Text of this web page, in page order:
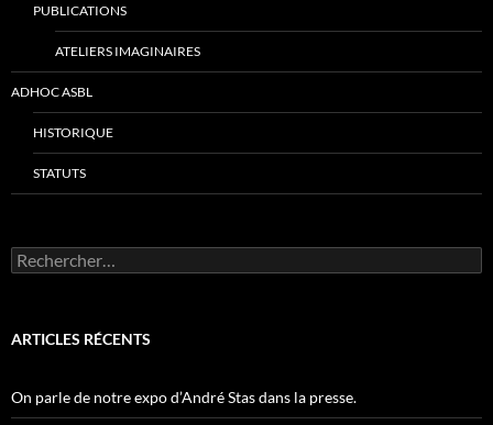
PUBLICATIONS
ATELIERS IMAGINAIRES
ADHOC ASBL
HISTORIQUE
STATUTS
Rechercher :
ARTICLES RÉCENTS
On parle de notre expo d’André Stas dans la presse.